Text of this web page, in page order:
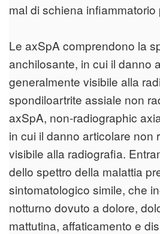
mal di schiena infiammatorio
Le axSpA comprendono la
anchilosante, in cui il danno
generalmente visibile alla
spondiloartrite assiale non
axSpA, non-radiographic
in cui il danno articolare non
visibile alla radiografia.
dello spettro della malattia
sintomatologico simile, che
notturno dovuto a dolore,
mattutina, affaticamento e